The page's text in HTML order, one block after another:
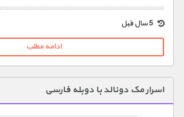
ادامه مطلب
اسرار مک دونالد با دوبله فارسی